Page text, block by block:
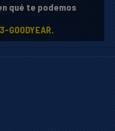
qué te podemos
.